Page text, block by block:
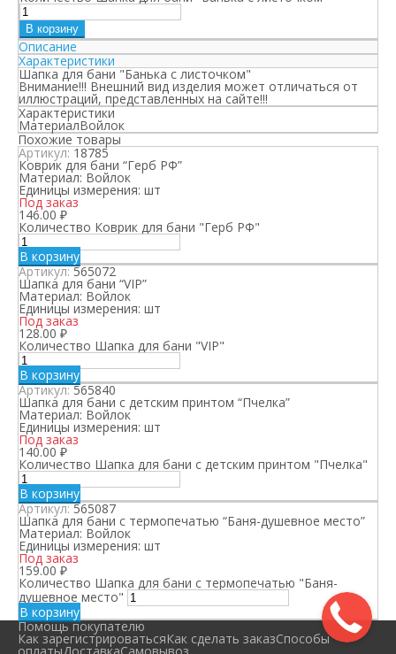
В корзину
Описание
Характеристики
Шапка для бани "Банька с листочком"
Внимание!!! Внешний вид изделия может отличаться от
иллюстраций, представленных на сайте!!!
Характеристики
МатериалВойлок
Похожие товары
Артикул:18785
Коврик для бани “Герб РФ”
Материал: Войлок
Единицы измерения: шт
Под заказ
146.00 ₽
Количество Коврик для бани "Герб РФ"
В корзину
Артикул:565072
Шапка для бани “VIP”
Материал: Войлок
Единицы измерения: шт
Под заказ
128.00 ₽
Количество Шапка для бани "VIP"
В корзину
Артикул:565840
Шапка для бани с детским принтом “Пчелка”
Материал: Войлок
Единицы измерения: шт
Под заказ
140.00 ₽
Количество Шапка для бани с детским принтом "Пчелка"
В корзину
Артикул:565087
Шапка для бани с термопечатью “Баня-душевное место”
Материал: Войлок
Единицы измерения: шт
Под заказ
159.00 ₽
Количество Шапка для бани с термопечатью "Баня-
душевное место"
В корзину
Помощь покупателю
Как зарегистрироватьсяКак сделать заказСпособы